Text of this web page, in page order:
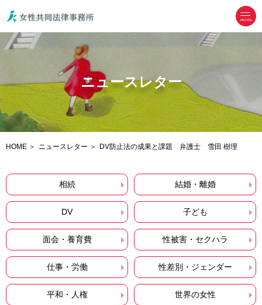
menu
ニュースレター
HOME ニュースレター DV防止法の成果と課題 弁護士 雪田 樹理
相続 結婚・離婚
DV 子ども
面会・養育費 性被害・セクハラ
仕事・労働 性差別・ジェンダー
平和・人権 世界の女性